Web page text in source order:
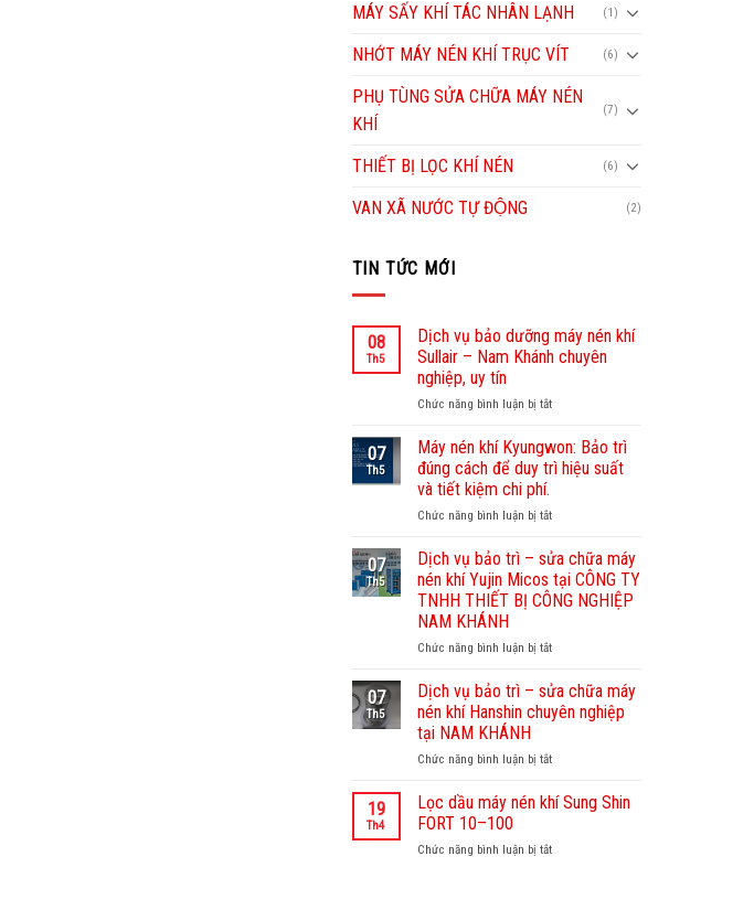
MÁY SẤY KHÍ TÁC NHÂN LẠNH (1)
NHỚT MÁY NÉN KHÍ TRỤC VÍT (6)
PHỤ TÙNG SỬA CHỮA MÁY NÉN
KHÍ
(7)
THIẾT BỊ LỌC KHÍ NÉN (6)
VAN XÃ NƯỚC TỰ ĐỘNG (2)
TIN TỨC MỚI
08
Th5
Dịch vụ bảo dưỡng máy nén khí
Sullair – Nam Khánh chuyên
nghiệp, uy tín
Chức năng bình luận bị tắtở
vụ
bảo
dưỡng
nén
Sullair
–
Nam
Khánh
nghiệp,
tín
07
Th5
Máy nén khí Kyungwon: Bảo trì
đúng cách để duy trì hiệu suất
và tiết kiệm chi phí.
Chức năng bình luận bị tắtở
nén
khí
Kyungwon:
Bảo
đúng
để
duy
trì
suất
tiết
phí.
07
Th5
Dịch vụ bảo trì – sửa chữa máy
nén khí Yujin Micos tại CÔNG TY
TNHH THIẾT BỊ CÔNG NGHIỆP
NAM KHÁNH
Chức năng bình luận bị tắtở
vụ
bảo
trì
sửa
máy
Yujin
07
Th5
Dịch vụ bảo trì – sửa chữa máy
nén khí Hanshin chuyên nghiệp
tại NAM KHÁNH
Chức năng bình luận bị tắtở
vụ
–
19
Th4
Lọc dầu máy nén khí Sung Shin
FORT 10–100
Chức năng bình luận bị tắtở